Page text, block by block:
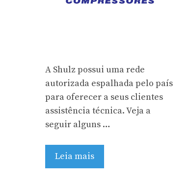
A Shulz possui uma rede
autorizada espalhada pelo país
para oferecer a seus clientes
assistência técnica. Veja a
seguir alguns …
Leia mais